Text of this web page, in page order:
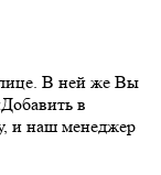
В ней же Вы
в
и наш менеджер